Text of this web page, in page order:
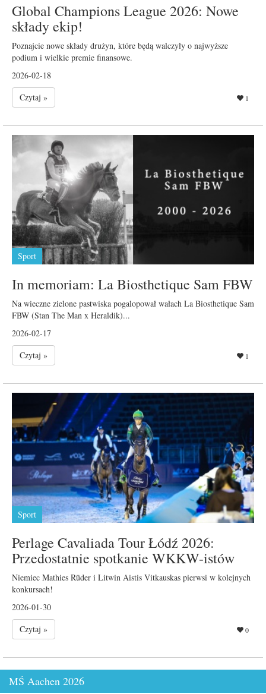
Global Champions League 2026: Nowe
składy ekip!
Poznajcie nowe składy drużyn, które będą walczyły o najwyższe
podium i wielkie premie finansowe.
2026-02-18
Czytaj »
1
Sport
In memoriam: La Biosthetique Sam FBW
Na wieczne zielone pastwiska pogalopował wałach La Biosthetique Sam
FBW (Stan The Man x Heraldik)...
2026-02-17
Czytaj »
1
Sport
Perlage Cavaliada Tour Łódź 2026:
Przedostatnie spotkanie WKKW-istów
Niemiec Mathies Rüder i Litwin Aistis Vitkauskas pierwsi w kolejnych
konkursach!
2026-01-30
Czytaj »
0
MŚ Aachen 2026